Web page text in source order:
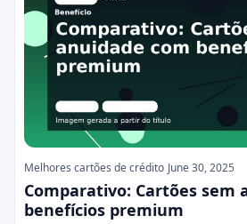
Empreendedorismo
Legal
Melhores cartões de crédito June 30, 2025
Comparativo: Cartões sem
benefícios premium